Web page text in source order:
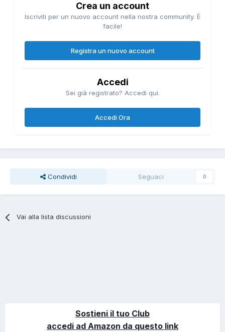
Crea un account
Iscriviti per un nuovo account nella nostra community. È
facile!
Registra un nuovo account
Accedi
Sei già registrato? Accedi qui.
Accedi Ora
Condividi Seguaci 0
Vai alla lista discussioni
Sostieni il tuo Club
accedi ad Amazon da questo link